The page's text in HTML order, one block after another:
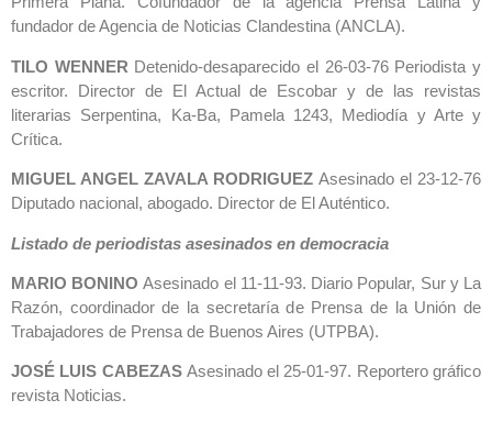
fundador de Agencia de Noticias Clandestina (ANCLA).
TILO WENNER Detenido-desaparecido el 26-03-76 Periodista y
escritor. Director de El Actual de Escobar y de las revistas
literarias Serpentina, Ka-Ba, Pamela 1243, Mediodía y Arte y
Crítica.
MIGUEL ANGEL ZAVALA RODRIGUEZ Asesinado el 23-12-76
Diputado nacional, abogado. Director de El Auténtico.
Listado de periodistas asesinados en democracia
MARIO BONINO Asesinado el 11-11-93. Diario Popular, Sur y La
Razón, coordinador de la secretaría de Prensa de la Unión de
Trabajadores de Prensa de Buenos Aires (UTPBA).
JOSÉ LUIS CABEZASAsesinado el 25-01-97. Reportero gráfico
revista Noticias.